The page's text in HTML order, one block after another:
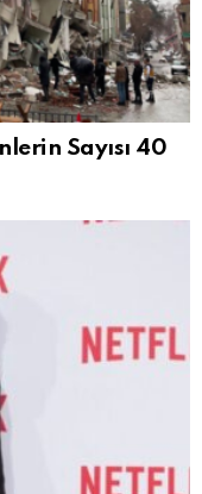
Sayısı 40